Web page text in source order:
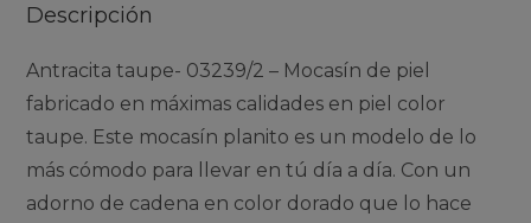
Descripción
Antracita taupe- 03239/2 – Mocasín de piel
fabricado en máximas calidades en piel color
taupe. Este mocasín planito es un modelo de lo
más cómodo para llevar en tú día a día. Con un
adorno de cadena en color dorado que lo hace